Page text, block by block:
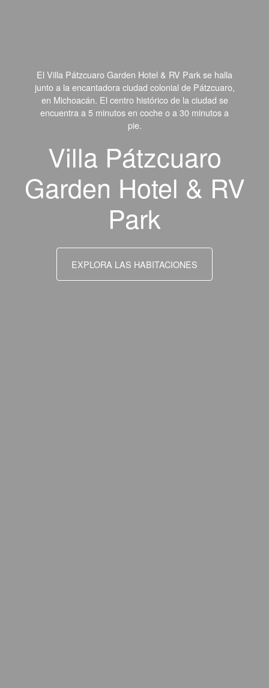
El Villa Pátzcuaro Garden Hotel & RV Park se halla
junto a la encantadora ciudad colonial de Pátzcuaro,
en Michoacán. El centro histórico de la ciudad se
encuentra a 5 minutos en coche o a 30 minutos a
pie.
Villa Pátzcuaro
Garden Hotel & RV
Park
EXPLORA LAS HABITACIONES